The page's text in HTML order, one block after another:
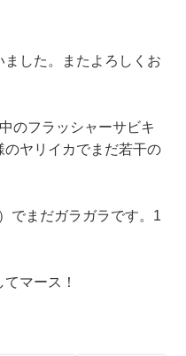
した。またよろしくお
のフラッシャーサビキ
ヤリイカでまだ若干の
でまだガラガラです。1
マース！